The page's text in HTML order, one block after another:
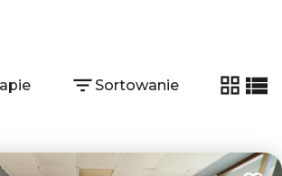
Sortowanie
tabela